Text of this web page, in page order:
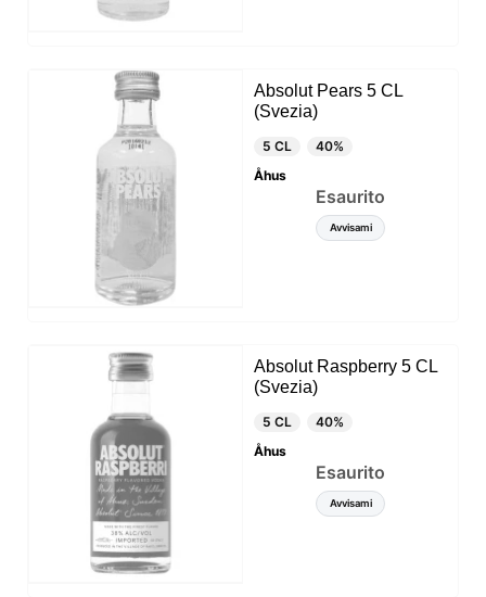
Absolut Pears 5 CL
(Svezia)
5 CL
40%
Åhus
Esaurito
Avvisami
Absolut Raspberry 5 CL
(Svezia)
5 CL
40%
Åhus
Esaurito
Avvisami